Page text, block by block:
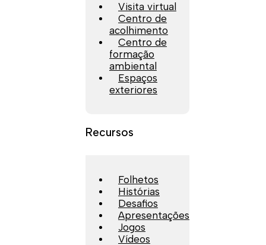
Visita virtual
Centro de
acolhimento
Centro de
formação
ambiental
Espaços
exteriores
Recursos
Folhetos
Histórias
Desafios
Apresentações
Jogos
Vídeos